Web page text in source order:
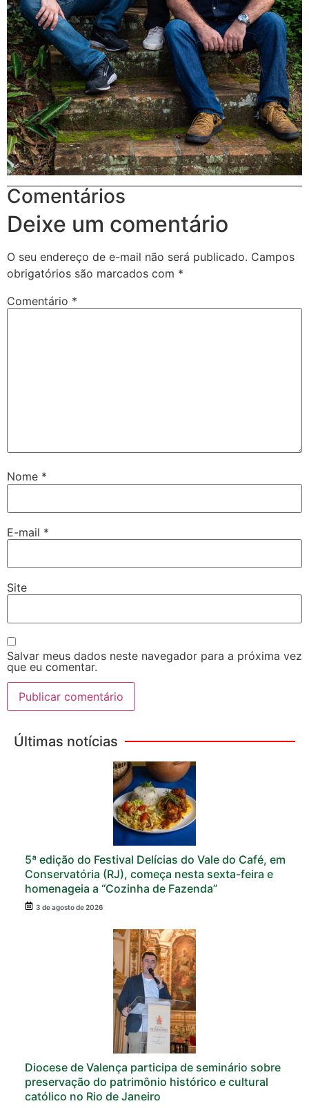
Comentários
Deixe um comentário
O seu endereço de e-mail não será publicado. Campos
obrigatórios são marcados com *
Comentário *
Nome *
E-mail *
Site
Salvar meus dados neste navegador para a próxima vez
que eu comentar.
Últimas notícias
5ª edição do Festival Delícias do Vale do Café, em
Conservatória (RJ), começa nesta sexta-feira e
homenageia a “Cozinha de Fazenda”
3 de agosto de 2026
Diocese de Valença participa de seminário sobre
preservação do patrimônio histórico e cultural
católico no Rio de Janeiro